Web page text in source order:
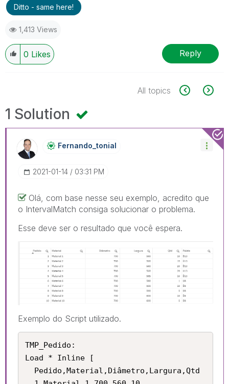
Ditto - same here!
1,413 Views
0 Likes Reply
All topics
1 Solution
Fernando_tonial
‎2021-01-14 03:31 PM
Olá, com base nesse seu exemplo, acredito que
o IntervalMatch consiga solucionar o problema.
Esse deve ser o resultado que você espera.
Exemplo do Script utilizado.
TMP_Pedido:
Load * Inline [